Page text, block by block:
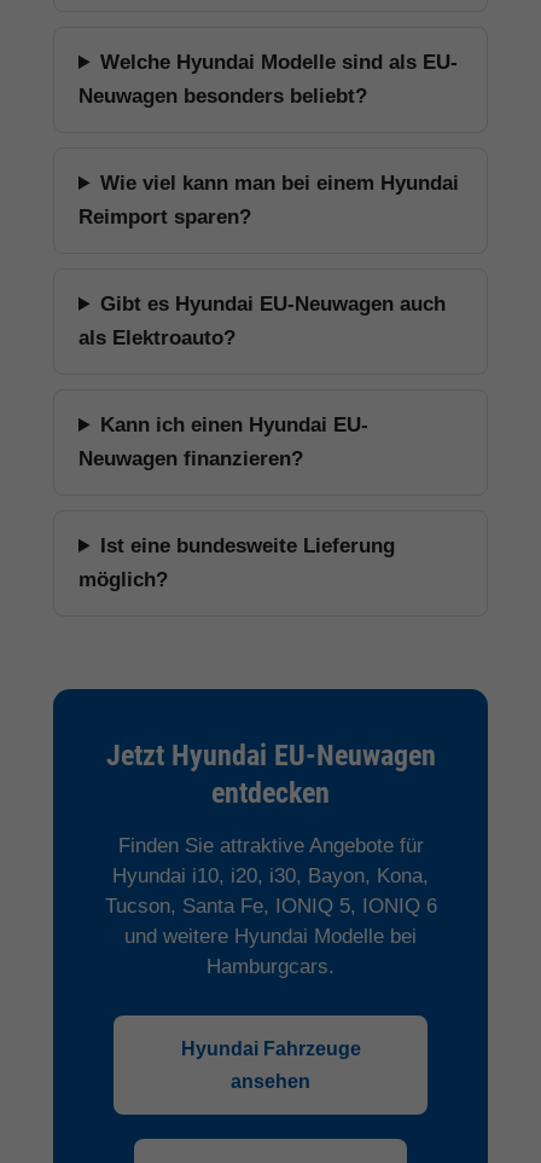
Welche Hyundai Modelle sind als EU-
Neuwagen besonders beliebt?
Wie viel kann man bei einem Hyundai
Reimport sparen?
Gibt es Hyundai EU-Neuwagen auch
als Elektroauto?
Kann ich einen Hyundai EU-
Neuwagen finanzieren?
Ist eine bundesweite Lieferung
möglich?
Jetzt Hyundai EU-Neuwagen
entdecken
Finden Sie attraktive Angebote für
Hyundai i10, i20, i30, Bayon, Kona,
Tucson, Santa Fe, IONIQ 5, IONIQ 6
und weitere Hyundai Modelle bei
Hamburgcars.
Hyundai Fahrzeuge
ansehen